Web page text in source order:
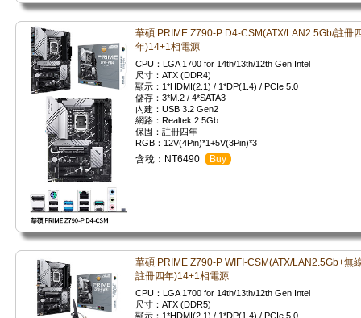
華碩 PRIME Z790-P D4-CSM(ATX/LAN2.5Gb/註冊
年)14+1相電源
CPU：LGA 1700 for 14th/13th/12th Gen Intel
尺寸：ATX (DDR4)
顯示：1*HDMI(2.1) / 1*DP(1.4) / PCIe 5.0
儲存：3*M.2 / 4*SATA3
內建：USB 3.2 Gen2
網路：Realtek 2.5Gb
保固：註冊四年
RGB：12V(4Pin)*1+5V(3Pin)*3
含稅：NT6490 Buy
華碩 PRIME Z790-P WIFI-CSM(ATX/LAN2.5Gb+無
註冊四年)14+1相電源
CPU：LGA 1700 for 14th/13th/12th Gen Intel
尺寸：ATX (DDR5)
顯示：1*HDMI(2.1) / 1*DP(1.4) / PCIe 5.0